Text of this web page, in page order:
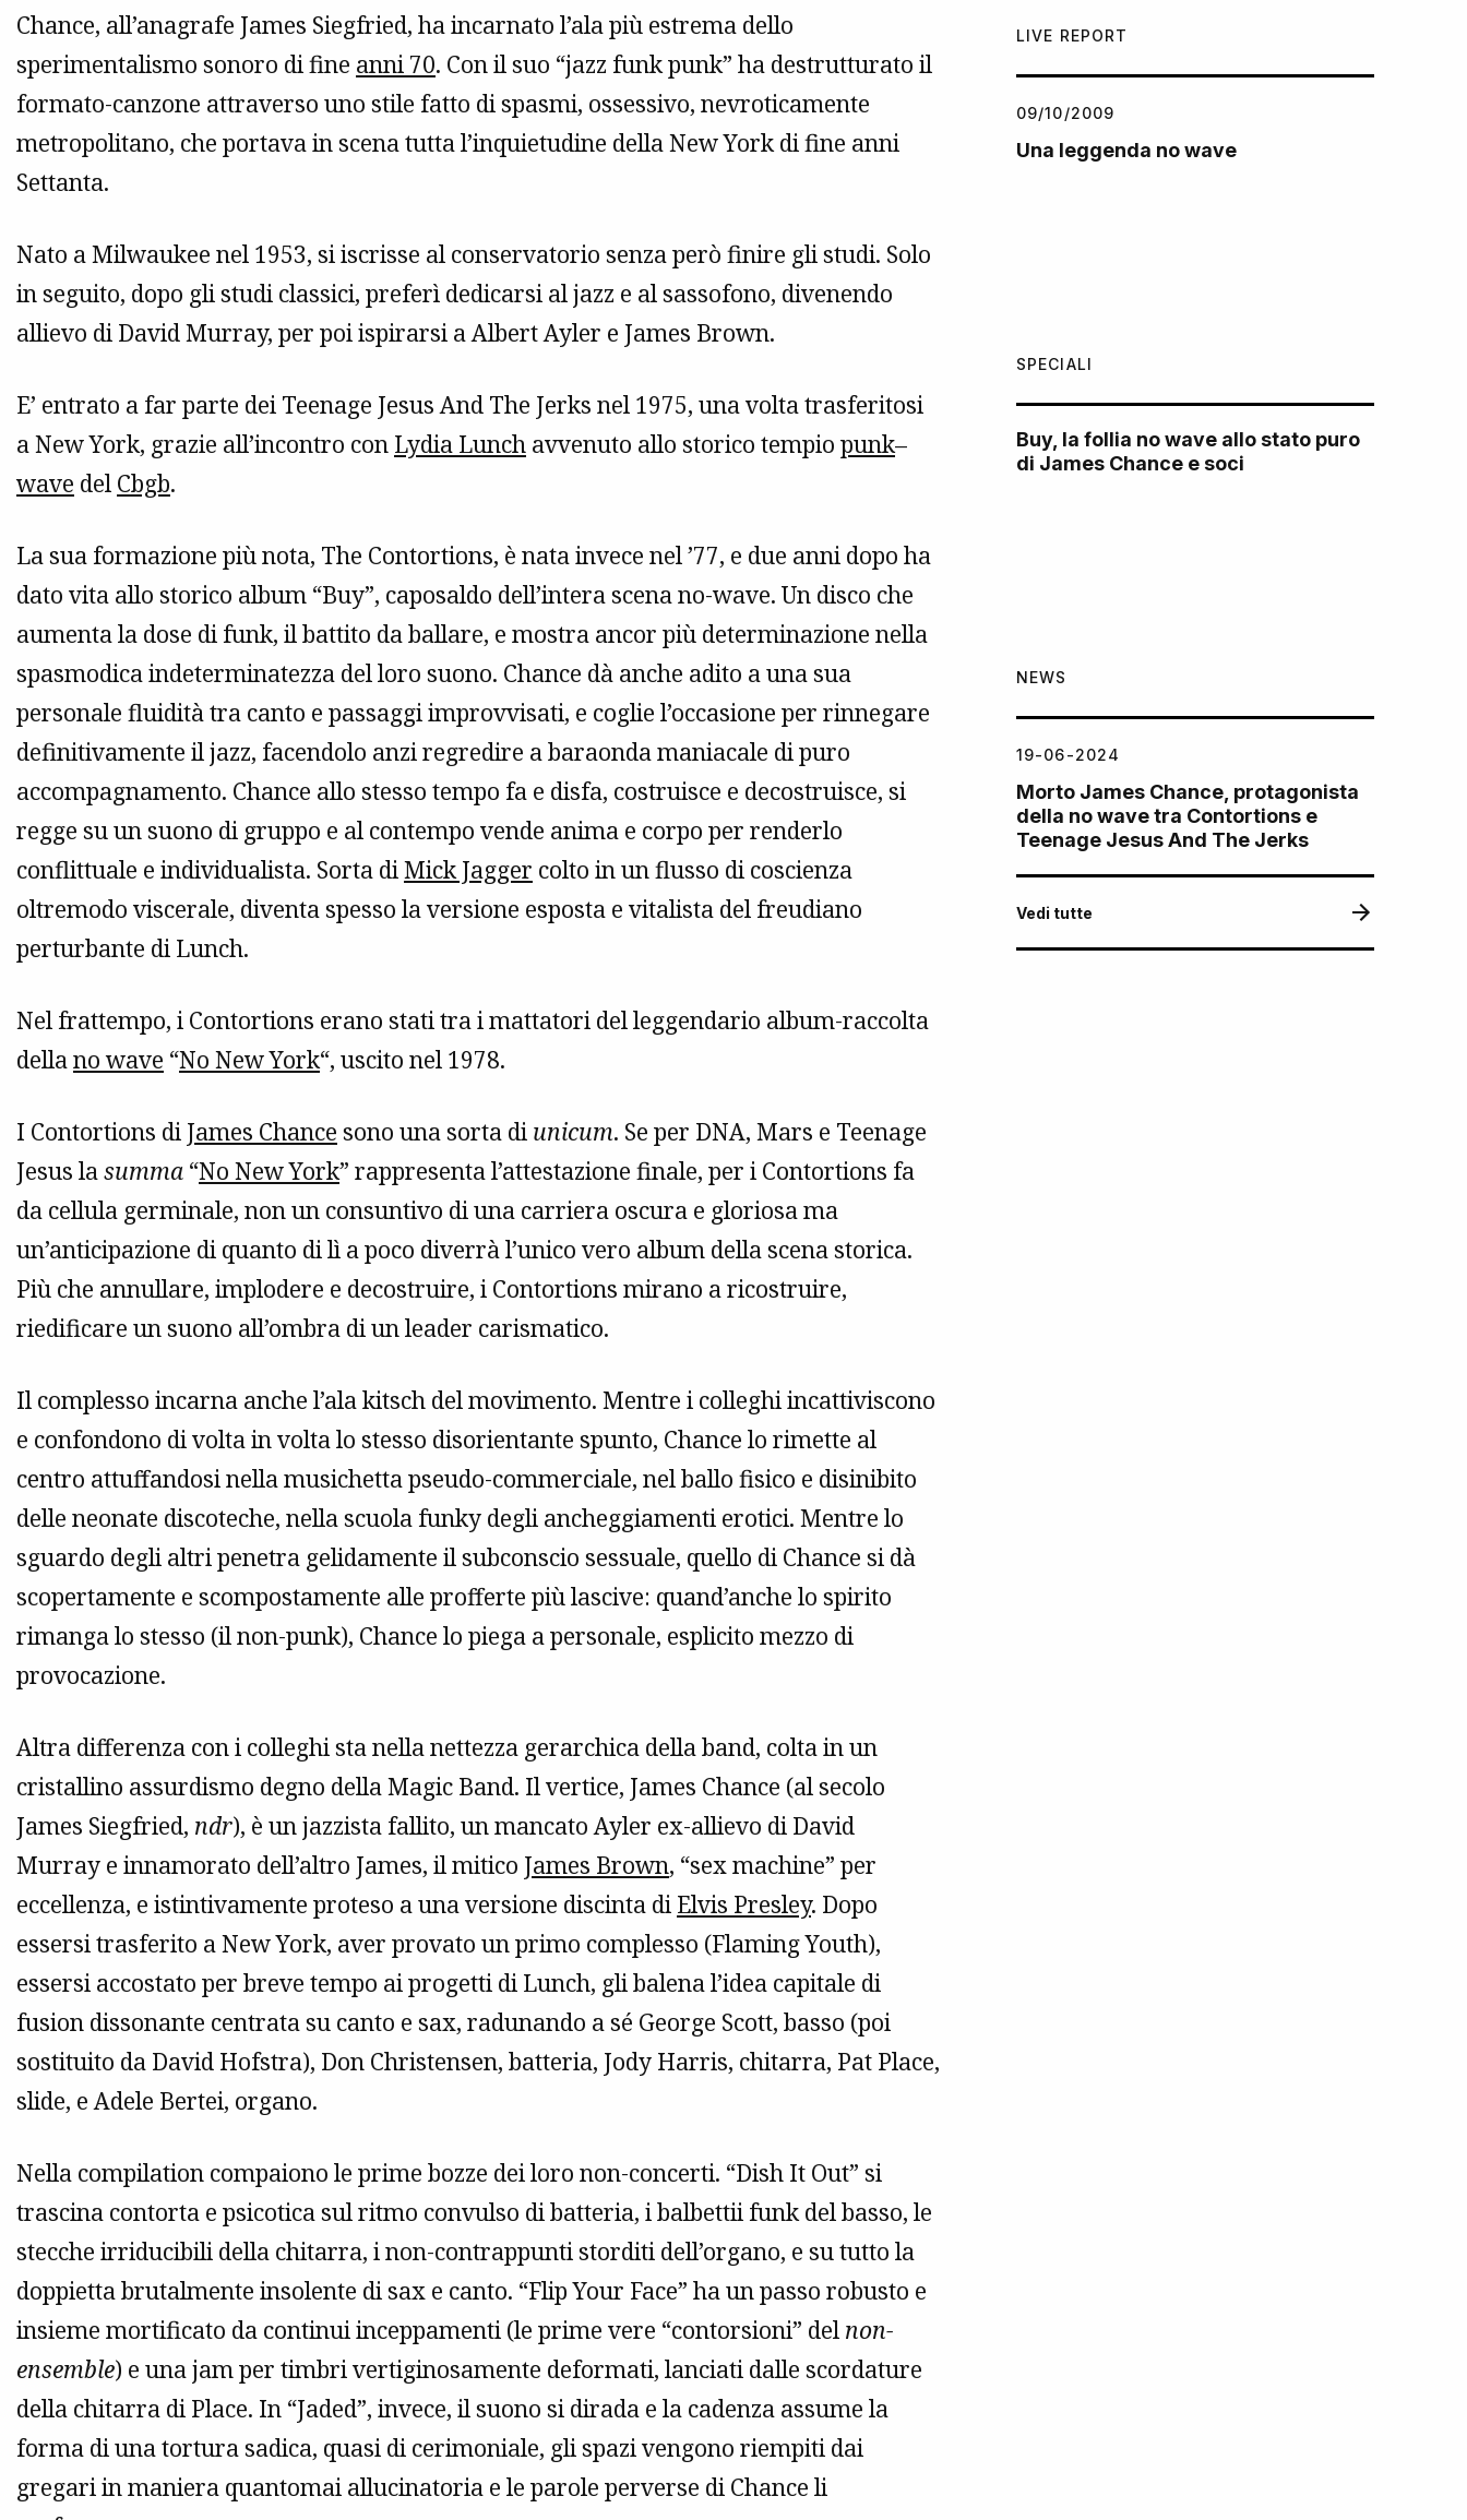
Chance, all’anagrafe James Siegfried, ha incarnato l’ala più estrema dello
sperimentalismo sonoro di fine anni 70. Con il suo “jazz funk punk” ha destrutturato il
formato-canzone attraverso uno stile fatto di spasmi, ossessivo, nevroticamente
metropolitano, che portava in scena tutta l’inquietudine della New York di fine anni
Settanta.
Nato a Milwaukee nel 1953, si iscrisse al conservatorio senza però finire gli studi. Solo
in seguito, dopo gli studi classici, preferì dedicarsi al jazz e al sassofono, divenendo
allievo di David Murray, per poi ispirarsi a Albert Ayler e James Brown.
E’ entrato a far parte dei Teenage Jesus And The Jerks nel 1975, una volta trasferitosi
a New York, grazie all’incontro con Lydia Lunch avvenuto allo storico tempio punk–
wave del Cbgb.
La sua formazione più nota, The Contortions, è nata invece nel ’77, e due anni dopo ha
dato vita allo storico album “Buy”, caposaldo dell’intera scena no-wave. Un disco che
aumenta la dose di funk, il battito da ballare, e mostra ancor più determinazione nella
spasmodica indeterminatezza del loro suono. Chance dà anche adito a una sua
personale fluidità tra canto e passaggi improvvisati, e coglie l’occasione per rinnegare
definitivamente il jazz, facendolo anzi regredire a baraonda maniacale di puro
accompagnamento. Chance allo stesso tempo fa e disfa, costruisce e decostruisce, si
regge su un suono di gruppo e al contempo vende anima e corpo per renderlo
conflittuale e individualista. Sorta diMick Jagger colto in un flusso di coscienza
oltremodo viscerale, diventa spesso la versione esposta e vitalista del freudiano
perturbante di Lunch.
Nel frattempo, i Contortions erano stati tra i mattatori del leggendario album-raccolta
dellano wave “No New York“, uscito nel 1978.
I Contortions di James Chance sono una sorta di unicum. Se per DNA, Mars e Teenage
Jesus lasumma “No New York” rappresenta l’attestazione finale, per i Contortions fa
da cellula germinale, non un consuntivo di una carriera oscura e gloriosa ma
un’anticipazione di quanto di lì a poco diverrà l’unico vero album della scena storica.
Più che annullare, implodere e decostruire, i Contortions mirano a ricostruire,
riedificare un suono all’ombra di un leader carismatico.
Il complesso incarna anche l’ala kitsch del movimento. Mentre i colleghi incattiviscono
e confondono di volta in volta lo stesso disorientante spunto, Chance lo rimette al
centro attuffandosi nella musichetta pseudo-commerciale, nel ballo fisico e disinibito
delle neonate discoteche, nella scuola funky degli ancheggiamenti erotici. Mentre lo
sguardo degli altri penetra gelidamente il subconscio sessuale, quello di Chance si dà
scopertamente e scompostamente alle profferte più lascive: quand’anche lo spirito
rimanga lo stesso (il non-punk), Chance lo piega a personale, esplicito mezzo di
provocazione.
Altra differenza con i colleghi sta nella nettezza gerarchica della band, colta in un
cristallino assurdismo degno della Magic Band. Il vertice, James Chance (al secolo
James Siegfried, ndr), è un jazzista fallito, un mancato Ayler ex-allievo di David
Murray e innamorato dell’altro James, il mitico James Brown, “sex machine” per
eccellenza, e istintivamente proteso a una versione discinta di Elvis Presley. Dopo
essersi trasferito a New York, aver provato un primo complesso (Flaming Youth),
essersi accostato per breve tempo ai progetti di Lunch, gli balena l’idea capitale di
fusion dissonante centrata su canto e sax, radunando a sé George Scott, basso (poi
sostituito da David Hofstra), Don Christensen, batteria, Jody Harris, chitarra, Pat Place,
slide, e Adele Bertei, organo.
Nella compilation compaiono le prime bozze dei loro non-concerti. “Dish It Out” si
trascina contorta e psicotica sul ritmo convulso di batteria, i balbettii funk del basso, le
stecche irriducibili della chitarra, i non-contrappunti storditi dell’organo, e su tutto la
doppietta brutalmente insolente di sax e canto. “Flip Your Face” ha un passo robusto e
insieme mortificato da continui inceppamenti (le prime vere “contorsioni” del non-
ensemble) e una jam per timbri vertiginosamente deformati, lanciati dalle scordature
della chitarra di Place. In “Jaded”, invece, il suono si dirada e la cadenza assume la
forma di una tortura sadica, quasi di cerimoniale, gli spazi vengono riempiti dai
gregari in maniera quantomai allucinatoria e le parole perverse di Chance li
LIVE REPORT
09/10/2009
Una leggenda no wave
SPECIALI
Buy, la follia no wave allo stato puro
di James Chance e soci
NEWS
19-06-2024
Morto James Chance, protagonista
della no wave tra Contortions e
Teenage Jesus And The Jerks
Vedi tutte